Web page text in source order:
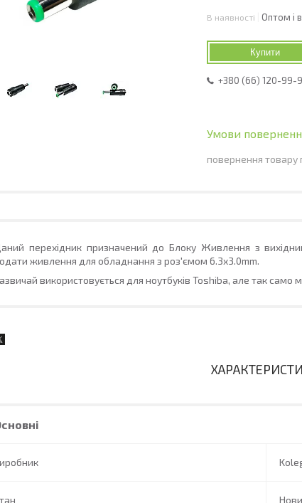
В наявності Оптом і
Купити
+380 (66) 120-99-
повернення товару
перехідник призначений до Блоку Живлення з
живлення для обладнання з роз'ємом 6.3x3.0mm.
використовується для ноутбуків Toshiba, але так само